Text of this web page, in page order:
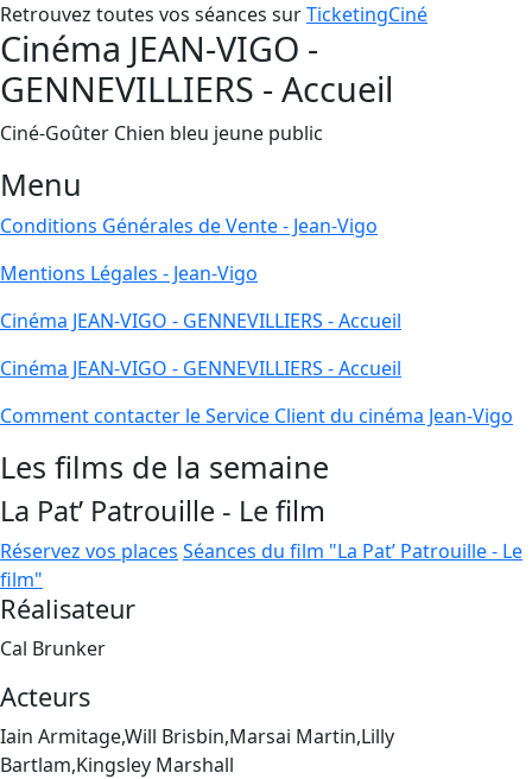
Retrouvez toutes vos séances surTicketingCiné
Cinéma JEAN-VIGO -
GENNEVILLIERS - Accueil
Ciné-Goûter Chien bleu jeune public
Menu
Conditions Générales de Vente - Jean-Vigo
Mentions Légales - Jean-Vigo
Cinéma JEAN-VIGO - GENNEVILLIERS - Accueil
Cinéma JEAN-VIGO - GENNEVILLIERS - Accueil
Comment contacter le Service Client du cinéma Jean-Vigo
Les films de la semaine
La Pat’ Patrouille - Le film
Réservez vos places Séances du film "La Pat’ Patrouille - Le
film"
Réalisateur
Cal Brunker
Acteurs
Iain Armitage,Will Brisbin,Marsai Martin,Lilly
Bartlam,Kingsley Marshall